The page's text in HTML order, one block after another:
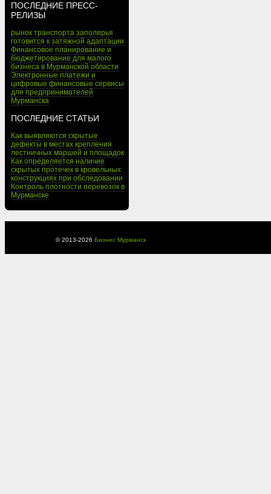
ПОСЛЕДНИЕ ПРЕСС-
РЕЛИЗЫ
рынок транспорта заполярья
готовится к затяжной адаптации
Финансовое планирование и
бюджетирование для малого
бизнеса в Мурманской области
Электронные платежи и
цифровые финансовые сервисы
для предпринимателей
Мурманска
ПОСЛЕДНИЕ СТАТЬИ
Как выявляются скрытые
дефекты в местах крепления
лестничных маршей и площадок
Как определяется наличие
скрытых протечек в кровельных
конструкциях при обследовании
Контроль плотности перевозок в
Мурманске
© 2013-2026 Бизнес Мурманск